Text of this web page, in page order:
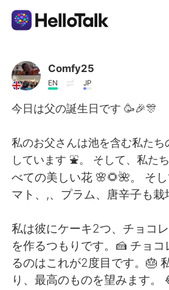
Sprachaustausch-App
AI Grammar Checker
English 简体中文
العربية Français
日本語 한국어
Comfy25
EN JP
今日は父の誕生日です 🥳🎉🎊
私のお父さんは池を含む私たち
しています ⛲。 そして、私た
べての美しい花 🌸🌻🌺。 そ
マト、,、プラム、唐辛子も栽
私は彼にケーキ2つ、チョコ
を作るつもりです。🍰 チョ
るのはこれが2度目です。🎂
り、最高のものを望みます